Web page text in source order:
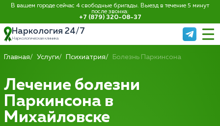
В вашем городе сейчас 4 свободные бригады. Выезд в течение 5 минут
после звонка:
+7 (879) 320-08-37
Наркология 24/7
Наркологическая клиника
Главная Услуги Психиатрия Болезнь Паркинсона
Лечение болезни
Паркинсона в
Михайловске